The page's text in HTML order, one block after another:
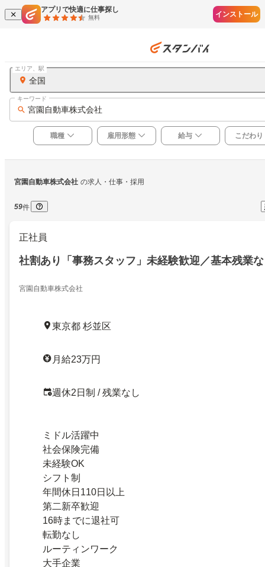
アプリで快適に仕事探し
無料 インストール
全国
エリア、駅
宮園自動車株式会社
キーワード
職種 雇用形態 給与 こだわり
宮園自動車株式会社 の求人・仕事・採用
59件
正社員
社割あり「事務スタッフ」未経験歓迎／基本残業
宮園自動車株式会社
東京都 杉並区
月給23万円
週休2日制 / 残業なし
ミドル活躍中
社会保険完備
未経験OK
シフト制
年間休日110日以上
第二新卒歓迎
16時までに退社可
転勤なし
ルーティンワーク
大手企業